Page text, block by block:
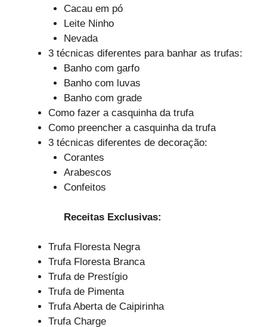
Cacau em pó
Leite Ninho
Nevada
3 técnicas diferentes para banhar as trufas:
Banho com garfo
Banho com luvas
Banho com grade
Como fazer a casquinha da trufa
Como preencher a casquinha da trufa
3 técnicas diferentes de decoração:
Corantes
Arabescos
Confeitos
Receitas Exclusivas:
Trufa Floresta Negra
Trufa Floresta Branca
Trufa de Prestígio
Trufa de Pimenta
Trufa Aberta de Caipirinha
Trufa Charge